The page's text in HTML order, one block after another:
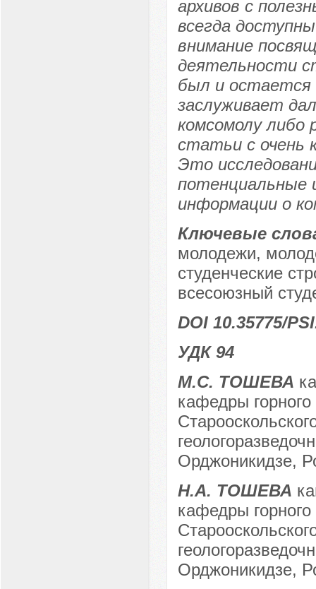
архивов с
всегда
внимание
деятельности
был и остается
заслуживает
комсомолу либо
статьи с очень
Это
потенциальные
информации о
Ключевые
молодежи,
студенческие
всесоюзный
DOI 10.35775/
УДК 94
М.С. ТОШЕВА
кафедры
Орджоникидзе,
Н.А. ТОШЕВА
кафедры
Орджоникидзе,